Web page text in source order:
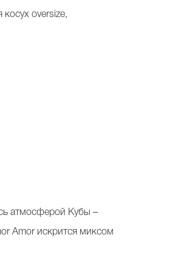
oversize,
атмосферой Кубы –
Amor искрится миксом